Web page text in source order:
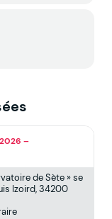
–
de Sète » se
Izoird, 34200